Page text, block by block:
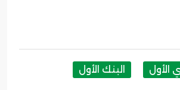
الأول البنك الأول